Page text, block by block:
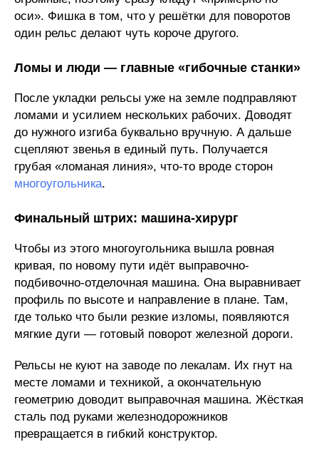
оси». Фишка в том, что у решётки для поворотов
один рельс делают чуть короче другого.
Ломы и люди — главные «гибочные станки»
После укладки рельсы уже на земле подправляют
ломами и усилием нескольких рабочих. Доводят
до нужного изгиба буквально вручную. А дальше
сцепляют звенья в единый путь. Получается
грубая «ломаная линия», что-то вроде сторон
многоугольника.
Финальный штрих: машина-хирург
Чтобы из этого многоугольника вышла ровная
кривая, по новому пути идёт выправочно-
подбивочно-отделочная машина. Она выравнивает
профиль по высоте и направление в плане. Там,
где только что были резкие изломы, появляются
мягкие дуги — готовый поворот железной дороги.
Рельсы не куют на заводе по лекалам. Их гнут на
месте ломами и техникой, а окончательную
геометрию доводит выправочная машина. Жёсткая
сталь под руками железнодорожников
превращается в гибкий конструктор.